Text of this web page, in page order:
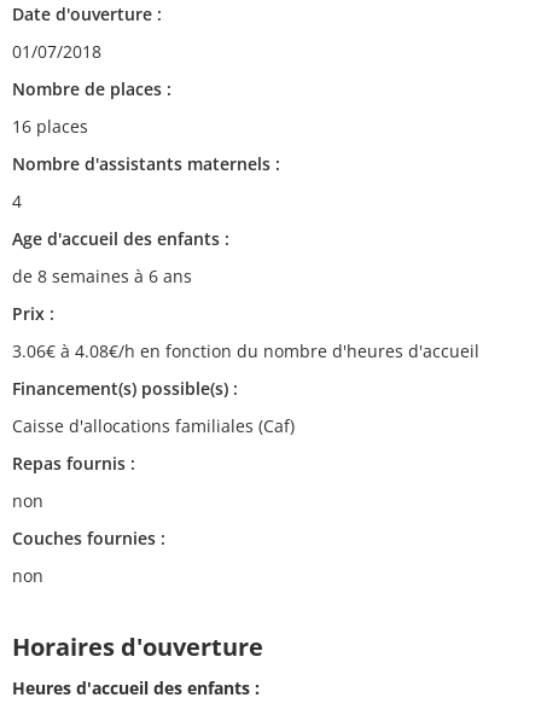
Date d'ouverture :
01/07/2018
Nombre de places :
16 places
Nombre d'assistants maternels :
4
Age d'accueil des enfants :
de 8 semaines à 6 ans
Prix :
3.06€ à 4.08€/h en fonction du nombre d'heures d'accueil
Financement(s) possible(s) :
Caisse d'allocations familiales (Caf)
Repas fournis :
non
Couches fournies :
non
Horaires d'ouverture
Heures d'accueil des enfants :